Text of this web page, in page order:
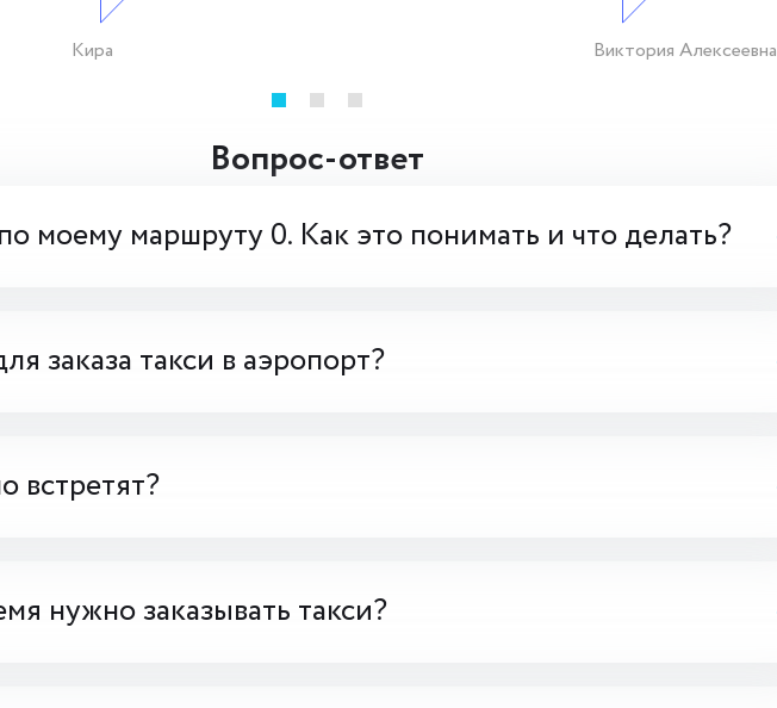
Кира Виктория Алексеевна
Вопрос-ответ
моему маршруту 0. Как это понимать и что делать?
заказа такси в аэропорт?
встретят?
нужно заказывать такси?